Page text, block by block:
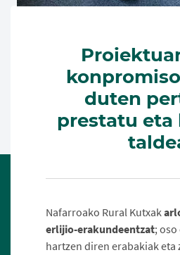
duten
prestatu eta
Nafarroako Rural Kutxak
erlijio-erakundeentzat;
hartzen diren erabakiak eta